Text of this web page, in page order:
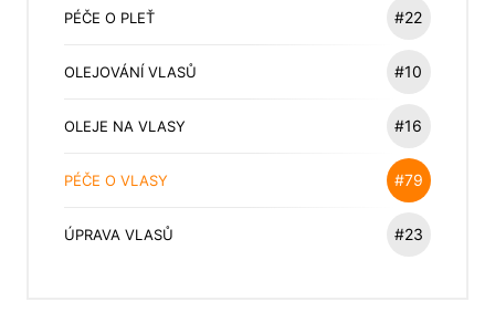
PÉČE O PLEŤ #22
OLEJOVÁNÍ VLASŮ #10
OLEJE NA VLASY #16
PÉČE O VLASY #79
ÚPRAVA VLASŮ #23